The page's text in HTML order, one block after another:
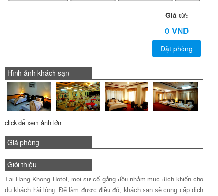
Giá từ:
0 VND
Đặt phòng
Hình ảnh khách sạn
click để xem ảnh lớn
Giá phòng
Giới thiệu
Tại Hang Khong Hotel, mọi sự cố gắng đều nhằm mục đích khiến cho
du khách hài lòng. Để làm được điều đó, khách sạn sẽ cung cấp dịch